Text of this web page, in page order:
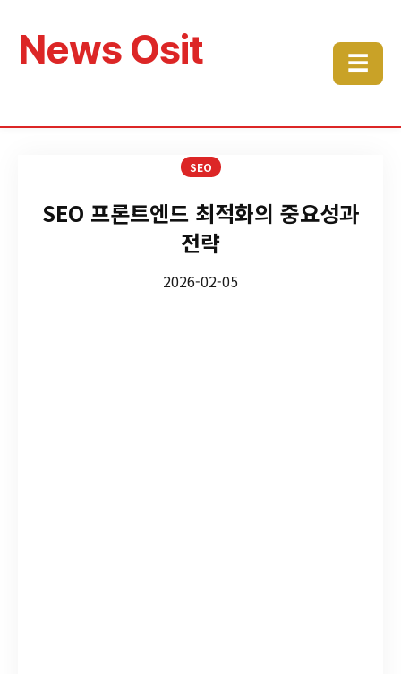
News Osit ☰
SEO
SEO 프론트엔드 최적화의 중요성과
전략
2026-02-05